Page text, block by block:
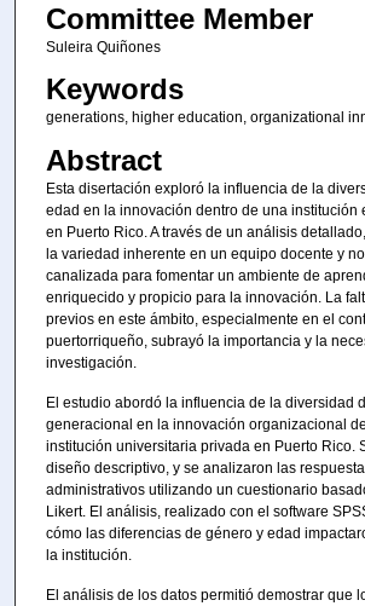
Committee Member
Suleira Quiñones
Keywords
generations, higher education, organizational
Abstract
Esta disertación exploró la influencia de la
edad en la innovación dentro de una institución
en Puerto Rico. A través de un análisis
la variedad inherente en un equipo docente y
canalizada para fomentar un ambiente de
enriquecido y propicio para la innovación. La
previos en este ámbito, especialmente en el
puertorriqueño, subrayó la importancia y la
investigación.
El estudio abordó la influencia de la diversidad
generacional en la innovación organizacional
institución universitaria privada en Puerto Rico.
diseño descriptivo, y se analizaron las
administrativos utilizando un cuestionario
Likert. El análisis, realizado con el software
cómo las diferencias de género y edad
la institución.
El análisis de los datos permitió demostrar que